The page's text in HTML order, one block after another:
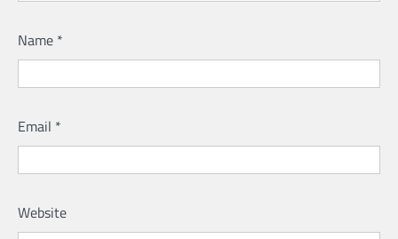
Name *
Email *
Website